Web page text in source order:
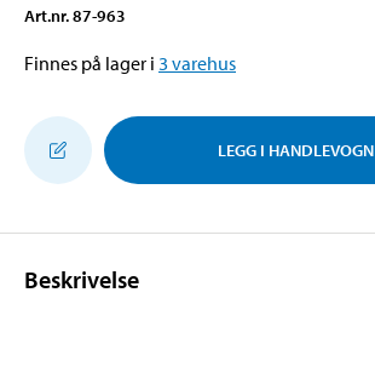
Art.nr.87-963
Finnes på lager i 3 varehus
LEGG I HANDLEVOGN
Beskrivelse